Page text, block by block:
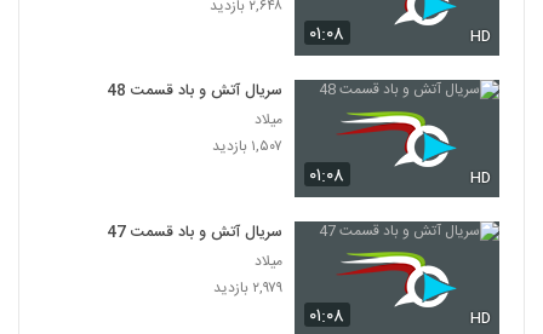
۰۱:۰۸ HD
۲,۶۴۸ بازدید
۰۱:۰۸ HD
سریال آتش و باد قسمت 48
میلاد
۱,۵۰۷ بازدید
۰۱:۰۸ HD
سریال آتش و باد قسمت 47
میلاد
۲,۹۷۹ بازدید